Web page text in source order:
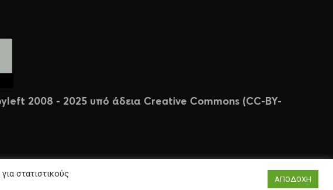
2008 - 2025 υπό άδεια Creative Commons (CC-BY-
στατιστικούς
ΑΠΟΔΟΧΗ